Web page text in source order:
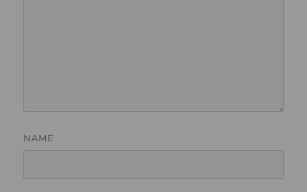
NAME